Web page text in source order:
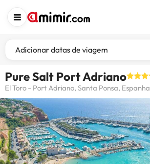
Adicionar datas de viagem
Pure Salt Port Adriano
El Toro - Port Adriano, Santa Ponsa, Espanha